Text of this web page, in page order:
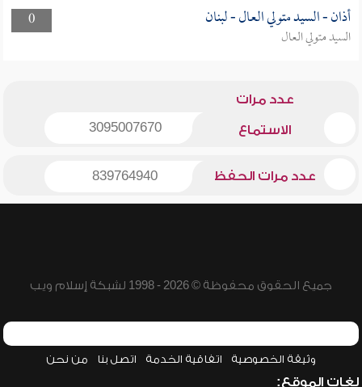
0
أذان - السيد متولي العال - لبنان
السيد متولي العال
عدد مرات
الاستماع 3095007670
عدد مرات الحفظ 839764940
جميع الحقوق محفوظة © 2026 - 1998 لشبكة إسلام ويب
وثيقة الخصوصية اتفاقية الخدمة اتصل بنا من نحن
لغات الموقع: